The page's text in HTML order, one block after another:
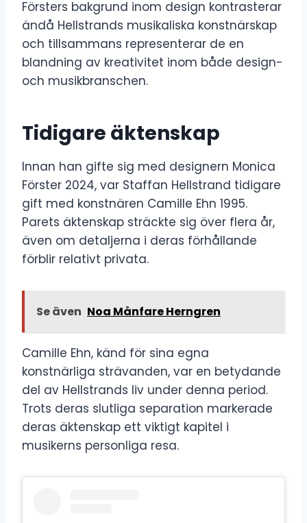
Försters bakgrund inom design kontrasterar
ändå Hellstrands musikaliska konstnärskap
och tillsammans representerar de en
blandning av kreativitet inom både design-
och musikbranschen.
Tidigare äktenskap
Innan han gifte sig med designern Monica
Förster 2024, var Staffan Hellstrand tidigare
gift med konstnären Camille Ehn 1995.
Parets äktenskap sträckte sig över flera år,
även om detaljerna i deras förhållande
förblir relativt privata.
Se även Noa Månfare Herngren
Camille Ehn, känd för sina egna
konstnärliga strävanden, var en betydande
del av Hellstrands liv under denna period.
Trots deras slutliga separation markerade
deras äktenskap ett viktigt kapitel i
musikerns personliga resa.